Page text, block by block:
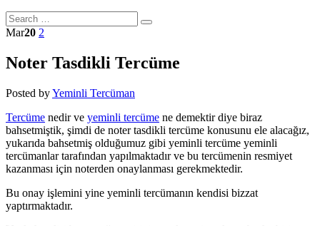
Mar20 2
Noter Tasdikli Tercüme
Posted byYeminli Tercüman
Tercüme nedir ve yeminli tercüme ne demektir diye biraz
bahsetmiştik, şimdi de noter tasdikli tercüme konusunu ele alacağız,
yukarıda bahsetmiş olduğumuz gibi yeminli tercüme yeminli
tercümanlar tarafından yapılmaktadır ve bu tercümenin resmiyet
kazanması için noterden onaylanması gerekmektedir.
Bu onay işlemini yine yeminli tercümanın kendisi bizzat
yaptırmaktadır.